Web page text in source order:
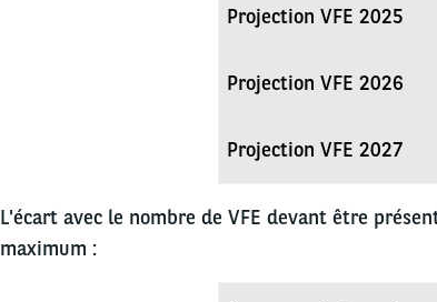
Projection VFE 2025
Projection VFE 2026
Projection VFE 2027
L'écart avec le nombre de VFE devant être
maximum :